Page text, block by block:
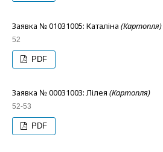
Заявка № 01031005: Каталіна (Картопля)
52
PDF
Заявка № 00031003: Лілея (Картопля)
52-53
PDF